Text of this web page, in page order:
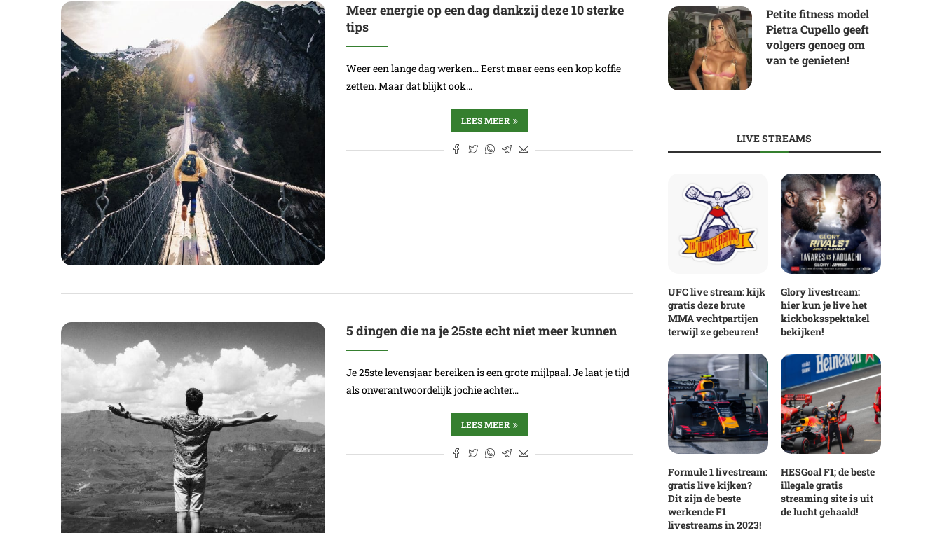
Meer energie op een dag dankzij deze 10 sterke
tips
Weer een lange dag werken… Eerst maar eens een kop koffie
zetten. Maar dat blijkt ook…
LEES MEER
5 dingen die na je 25ste echt niet meer kunnen
Je 25ste levensjaar bereiken is een grote mijlpaal. Je laat je tijd
als onverantwoordelijk jochie achter…
LEES MEER
Petite fitness model
Pietra Cupello geeft
volgers genoeg om
van te genieten!
LIVE STREAMS
UFC live stream: kijk
gratis deze brute
MMA vechtpartijen
terwijl ze gebeuren!
Glory livestream:
hier kun je live het
kickboksspektakel
bekijken!
Formule 1 livestream:
gratis live kijken?
Dit zijn de beste
werkende F1
livestreams in 2023!
HESGoal F1; de beste
illegale gratis
streaming site is uit
de lucht gehaald!